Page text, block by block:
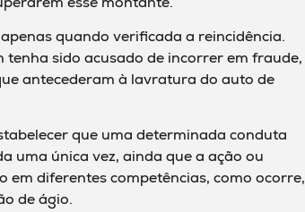
quando verificada a reincidência.
sido acusado de incorrer em fraude,
antecederam à lavratura do auto de
que uma determinada conduta
uma única vez, ainda que a ação ou
em diferentes competências, como ocorre,
de ágio.